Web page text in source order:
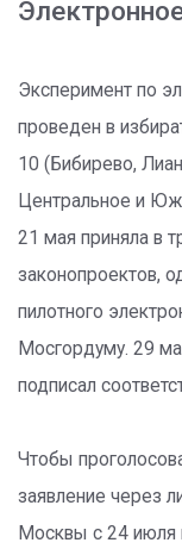
Эксперимент по
проведен в
10 (Бибирево,
Центральное и
21 мая приняла в
законопроектов,
пилотного
Мосгордуму. 29
подписал
Чтобы
заявление через
Москвы с 24 июля